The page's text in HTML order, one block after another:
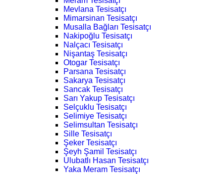
Mevlana Tesisatçı
Mimarsinan Tesisatçı
Musalla Bağları Tesisatçı
Nakipoğlu Tesisatçı
Nalçacı Tesisatçı
Nişantaş Tesisatçı
Otogar Tesisatçı
Parsana Tesisatçı
Sakarya Tesisatçı
Sancak Tesisatçı
Sarı Yakup Tesisatçı
Selçuklu Tesisatçı
Selimiye Tesisatçı
Selimsultan Tesisatçı
Sille Tesisatçı
Şeker Tesisatçı
Şeyh Şamil Tesisatçı
Ulubatlı Hasan Tesisatçı
Yaka Meram Tesisatçı